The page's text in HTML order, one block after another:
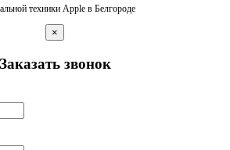
техники Apple в Белгороде
×
Заказать звонок